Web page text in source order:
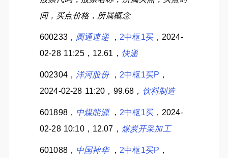
间，买点价格，所属概念
600233， 圆通速递 ， 2中枢1买，2024-
02-28 11:25，12.61， 快递
002304， 洋河股份 ， 2中枢1买P ，
2024-02-28 11:20，99.68， 饮料制造
601898， 中煤能源 ， 2中枢1买，2024-
02-28 10:10，12.07， 煤炭开采加工
601088， 中国神华 ， 2中枢1买P ，